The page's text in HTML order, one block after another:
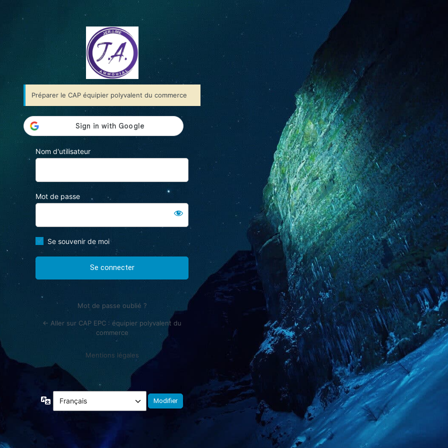
https://cap-epc.ammouial.xyz
Préparer le CAP équipier polyvalent du commerce
Nom d'utilisateur
Mot de passe
Se souvenir de moi
Mot de passe oublié ?
← Aller sur CAP EPC : équipier polyvalent du
commerce
Mentions légales
Langue